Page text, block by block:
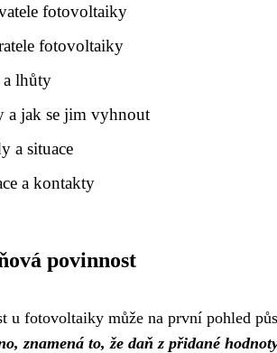
fotovoltaiky
fotovoltaiky
a lhůty
a jak se jim vyhnout
a situace
a kontakty
povinnost
u fotovoltaiky může na první pohled
znamená to, že daň z přidané